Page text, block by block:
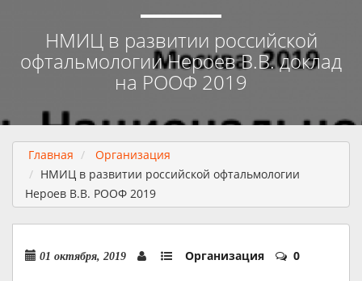
НМИЦ в развитии российской
офтальмологии Нероев В.В. доклад
на РООФ 2019
Главная
Организация
НМИЦ в развитии российской офтальмологии
Нероев В.В. РООФ 2019
01 октября, 2019 Организация 0